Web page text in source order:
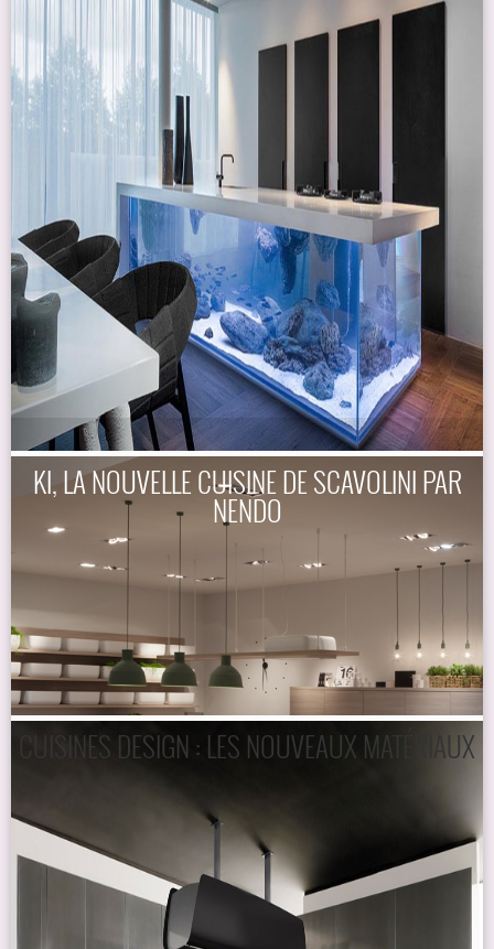
KI, LA NOUVELLE CUISINE DE SCAVOLINI PAR
NENDO
CUISINES DESIGN : LES NOUVEAUX MATÉRIAUX